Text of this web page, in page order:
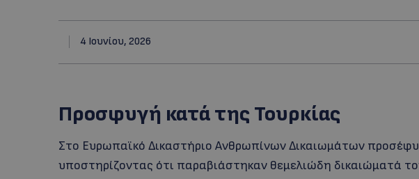
4 Ιουνίου, 2026
Προσφυγή κατά της Τουρκίας
Στο Ευρωπαϊκό Δικαστήριο Ανθρωπίνων Δικαιωμάτων
υποστηρίζοντας ότι παραβιάστηκαν θεμελιώδη δικαιώματά